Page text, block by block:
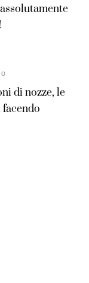
di nozze, le